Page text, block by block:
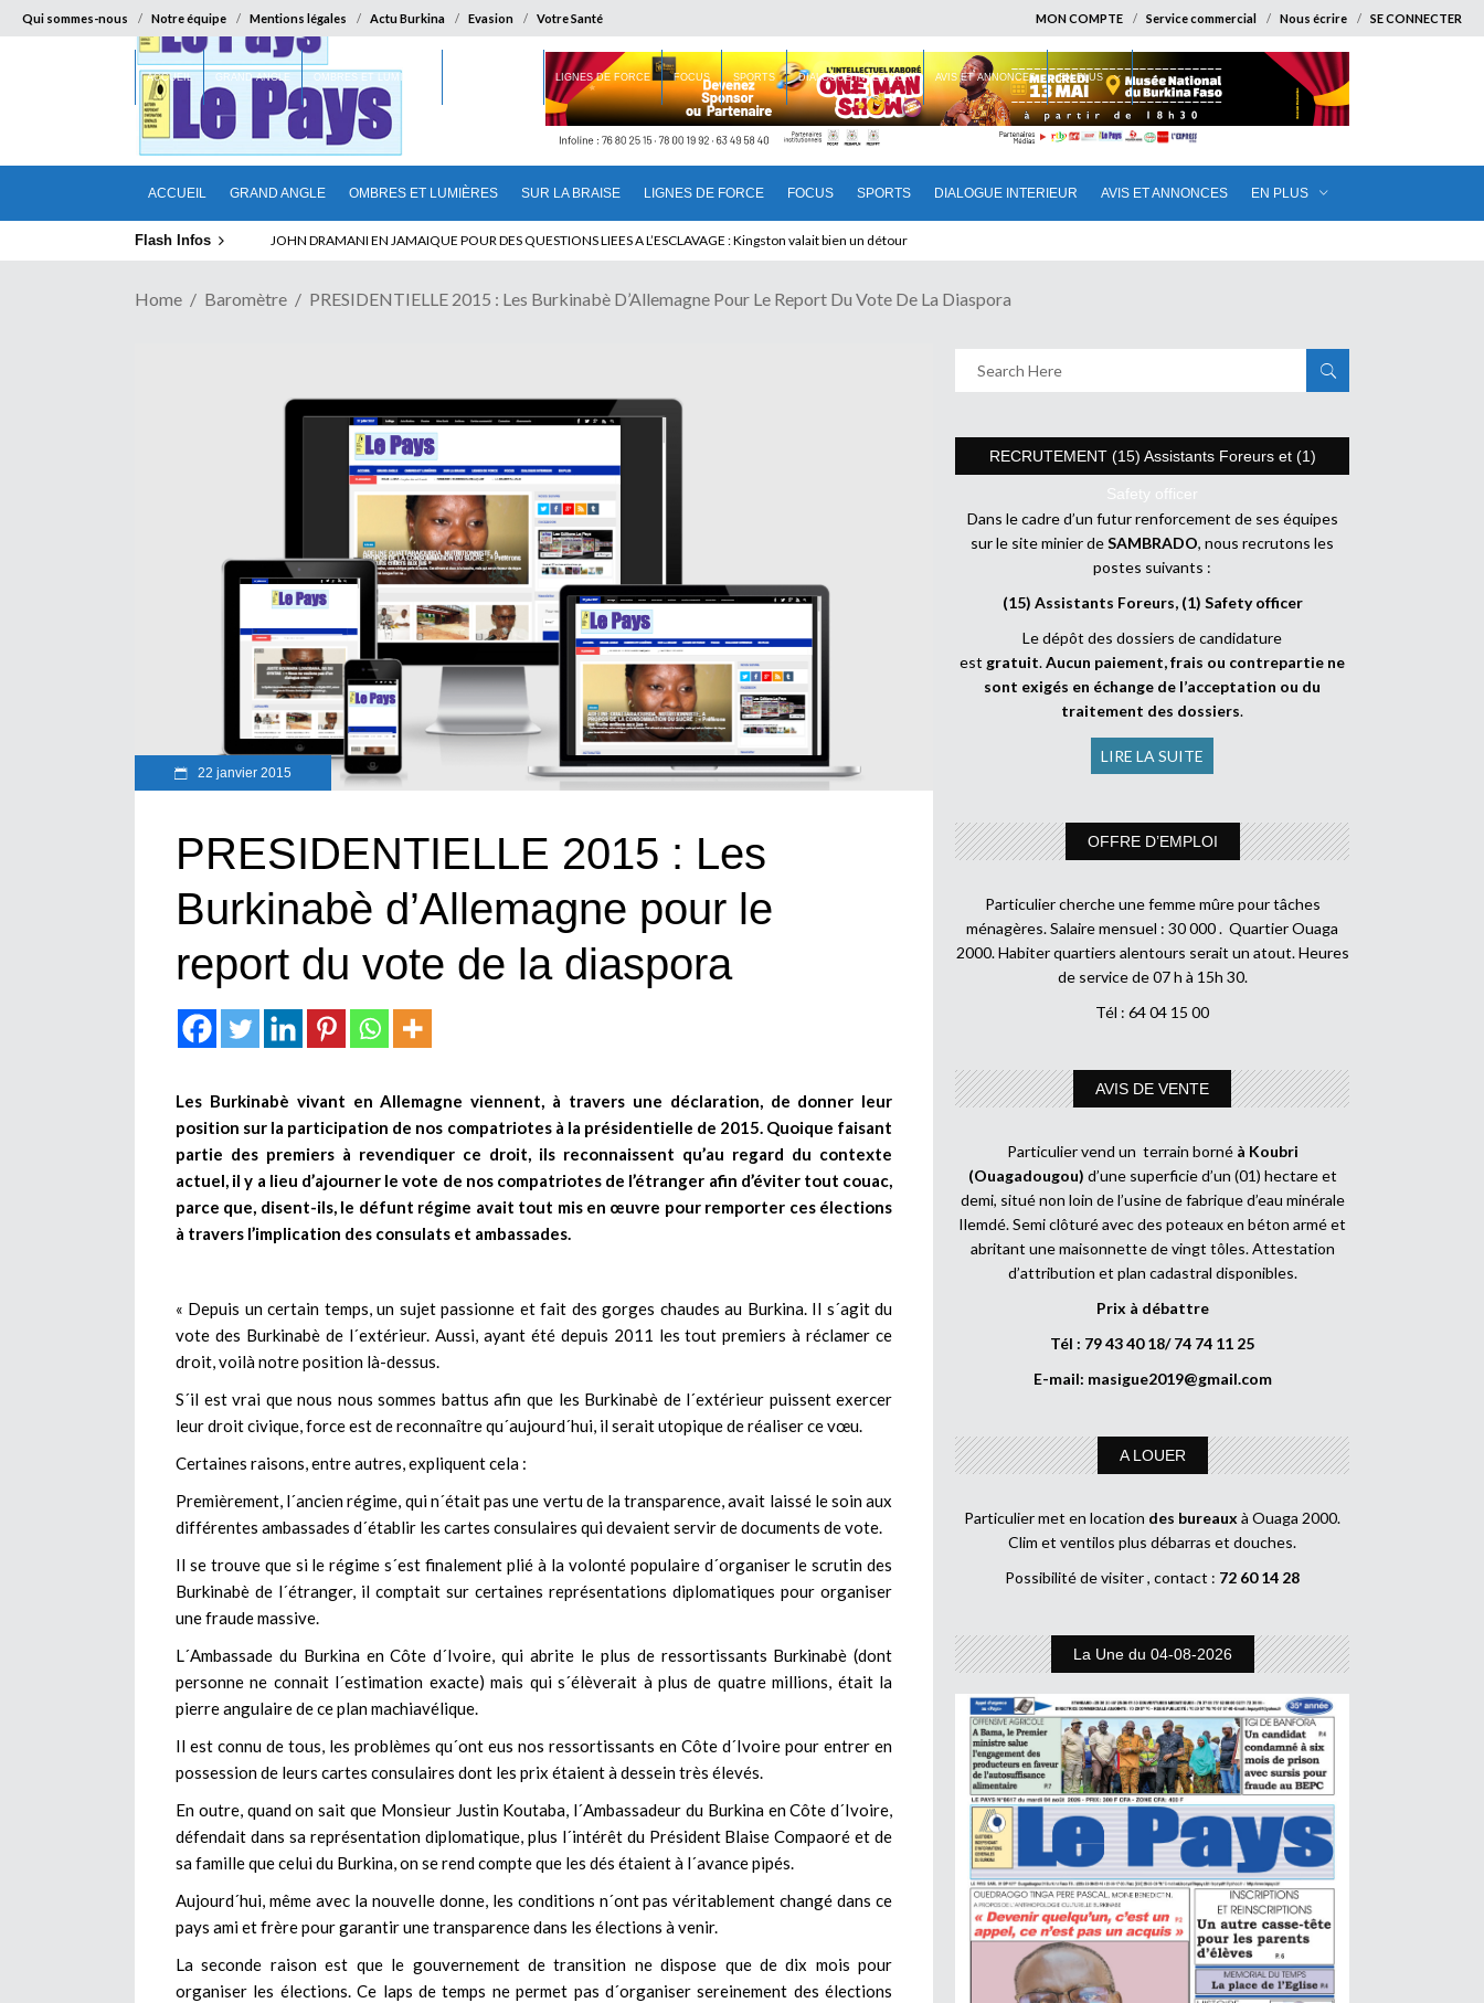
Qui sommes-nous Notre équipe Mentions légales Actu Burkina Evasion Votre Santé MON COMPTE Service commercial Nous écrire SE CONNECTER
ACCUEIL GRAND ANGLE OMBRES ET LUMIÈRES SUR LA BRAISE LIGNES DE FORCE FOCUS SPORTS DIALOGUE INTERIEUR AVIS ET ANNONCES EN PLUS
ACCUEIL GRAND ANGLE OMBRES ET LUMIÈRES LIGNES DE FORCE FOCUS SPORTS DIALOGUE INTERIEUR AVIS ET ANNONCES EN PLUS
Flash Infos ABSENCE PROLONGEE DE PAUL BIYA DU CAMEROUN : Qui pilote le Cameroun ?
Home Baromètre PRESIDENTIELLE 2015 : Les Burkinabè D’Allemagne Pour Le Report Du Vote De La Diaspora
22 janvier 2015
PRESIDENTIELLE 2015 : Les
Burkinabè d’Allemagne pour le
report du vote de la diaspora
Les Burkinabè vivant en Allemagne viennent, à travers une déclaration, de donner leur
position sur la participation de nos compatriotes à la présidentielle de 2015. Quoique faisant
partie des premiers à revendiquer ce droit, ils reconnaissent qu’au regard du contexte
actuel, il y a lieu d’ajourner le vote de nos compatriotes de l’étranger afin d’éviter tout couac,
parce que, disent-ils, le défunt régime avait tout mis en œuvre pour remporter ces élections
à travers l’implication des consulats et ambassades.
« Depuis un certain temps, un sujet passionne et fait des gorges chaudes au Burkina. Il s´agit du
vote des Burkinabè de l´extérieur. Aussi, ayant été depuis 2011 les tout premiers à réclamer ce
droit, voilà notre position là-dessus.
S´il est vrai que nous nous sommes battus afin que les Burkinabè de l´extérieur puissent exercer
leur droit civique, force est de reconnaître qu´aujourd´hui, il serait utopique de réaliser ce vœu.
Certaines raisons, entre autres, expliquent cela :
Premièrement, l´ancien régime, qui n´était pas une vertu de la transparence, avait laissé le soin aux
différentes ambassades d´établir les cartes consulaires qui devaient servir de documents de vote.
Il se trouve que si le régime s´est finalement plié à la volonté populaire d´organiser le scrutin des
Burkinabè de l´étranger, il comptait sur certaines représentations diplomatiques pour organiser
une fraude massive.
L´Ambassade du Burkina en Côte d´Ivoire, qui abrite le plus de ressortissants Burkinabè (dont
personne ne connait l´estimation exacte) mais qui s´élèverait à plus de quatre millions, était la
pierre angulaire de ce plan machiavélique.
Il est connu de tous, les problèmes qu´ont eus nos ressortissants en Côte d´Ivoire pour entrer en
possession de leurs cartes consulaires dont les prix étaient à dessein très élevés.
En outre, quand on sait que Monsieur Justin Koutaba, l´Ambassadeur du Burkina en Côte d´Ivoire,
défendait dans sa représentation diplomatique, plus l´intérêt du Président Blaise Compaoré et de
sa famille que celui du Burkina, on se rend compte que les dés étaient à l´avance pipés.
Aujourd´hui, même avec la nouvelle donne, les conditions n´ont pas véritablement changé dans ce
pays ami et frère pour garantir une transparence dans les élections à venir.
La seconde raison est que le gouvernement de transition ne dispose que de dix mois pour
organiser les élections. Ce laps de temps ne permet pas d´organiser sereinement des élections
RECRUTEMENT (15) Assistants Foreurs et (1)
Safety officer
Dans le cadre d’un futur renforcement de ses équipes
sur le site minier deSAMBRADO, nous recrutons les
postes suivants :
(15) Assistants Foreurs, (1) Safety officer
Le dépôt des dossiers de candidature
est gratuit.Aucun paiement, frais ou contrepartie ne
sont exigés en échange de l’acceptation ou du
traitement des dossiers.
LIRE LA SUITE
OFFRE D’EMPLOI
Particulier cherche une femme mûre pour tâches
ménagères. Salaire mensuel : 30 000 . Quartier Ouaga
2000. Habiter quartiers alentours serait un atout. Heures
de service de 07 h à 15h 30.
Tél : 64 04 15 00
AVIS DE VENTE
Particulier vend un terrain borné à Koubri
(Ouagadougou) d’une superficie d’un (01) hectare et
demi, situé non loin de l’usine de fabrique d’eau minérale
Ilemdé. Semi clôturé avec des poteaux en béton armé et
abritant une maisonnette de vingt tôles. Attestation
d’attribution et plan cadastral disponibles.
Prix à débattre
Tél : 79 43 40 18/ 74 74 11 25
E-mail: masigue2019@gmail.com
A LOUER
Particulier met en location des bureaux à Ouaga 2000.
Clim et ventilos plus débarras et douches.
Possibilité de visiter , contact : 72 60 14 28
La Une du 04-08-2026